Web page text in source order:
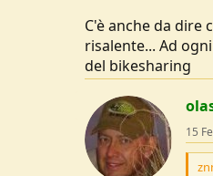
C'è anche da dire
risalente... Ad
del bikesharing
15